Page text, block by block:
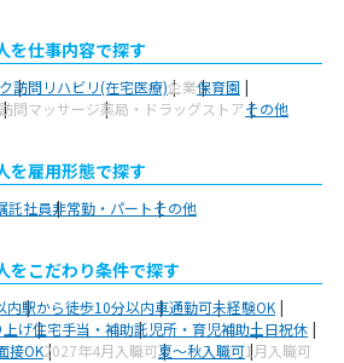
を仕事内容で探す
訪問リハビリ(在宅医療)企業保育園
訪問マッサージ薬局・ドラッグストアその他
を雇用形態で探す
託社員非常勤・パートその他
をこだわり条件で探す
内駅から徒歩10分以内車通勤可未経験OK
上げ住宅手当・補助託児所・育児補助土日祝休
接OK2027年4月入職可夏～秋入職可1月入職可